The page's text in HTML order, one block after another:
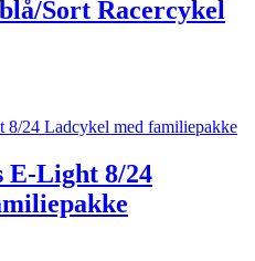
Sort Racercykel
kr..
E-Light 8/24